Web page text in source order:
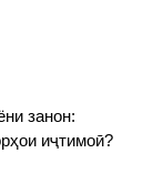
занон:
иҷтимоӣ?